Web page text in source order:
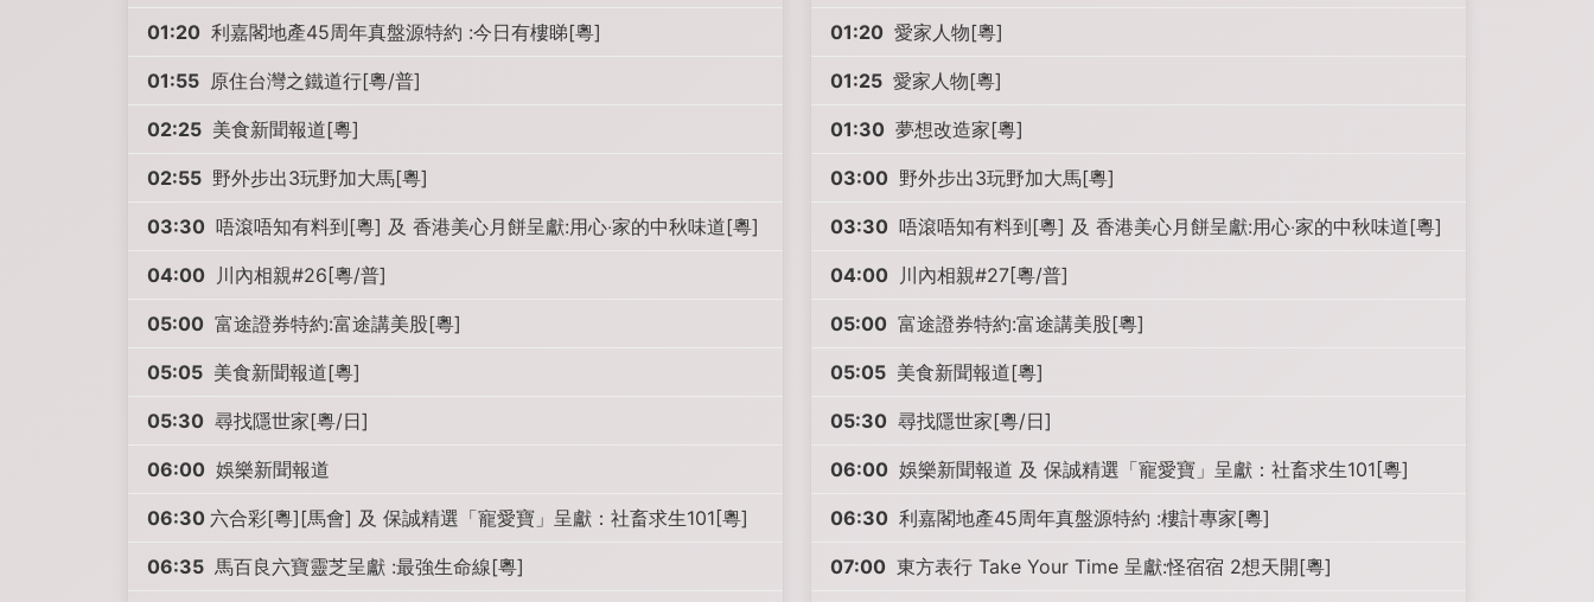
01:20 利嘉閣地產45周年真盤源特約 :今日有樓睇[粵]
01:55 原住台灣之鐵道行[粵/普]
02:25 美食新聞報道[粵]
02:55 野外步出3玩野加大馬[粵]
03:30 唔滾唔知有料到[粵] 及 香港美心月餅呈獻:用心‧家的中秋味道[粵]
04:00 川內相親#26[粵/普]
05:00 富途證券特約:富途講美股[粵]
05:05 美食新聞報道[粵]
05:30 尋找隱世家[粵/日]
06:00 娛樂新聞報道
06:30 六合彩[粵][馬會] 及 保誠精選「寵愛寶」呈獻：社畜求生101[粵]
06:35 馬百良六寶靈芝呈獻 :最強生命線[粵]
01:20 愛家人物[粵]
01:25 愛家人物[粵]
01:30 夢想改造家[粵]
03:00 野外步出3玩野加大馬[粵]
03:30 唔滾唔知有料到[粵] 及 香港美心月餅呈獻:用心‧家的中秋味道[粵]
04:00 川內相親#27[粵/普]
05:00 富途證券特約:富途講美股[粵]
05:05 美食新聞報道[粵]
05:30 尋找隱世家[粵/日]
06:00 娛樂新聞報道 及 保誠精選「寵愛寶」呈獻：社畜求生101[粵]
06:30 利嘉閣地產45周年真盤源特約 :樓計專家[粵]
07:00 東方表行 Take Your Time 呈獻:怪宿宿 2想天開[粵]